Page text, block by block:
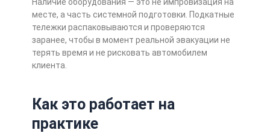
Наличие оборудования — это не импровизация на
месте, а часть системной подготовки. Подкатные
тележки распаковываются и проверяются
заранее, чтобы в момент реальной эвакуации не
терять время и не рисковать автомобилем
клиента.
Как это работает на
практике